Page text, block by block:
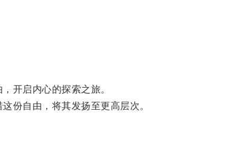
开启内心的探索之旅。
份自由，将其发扬至更高层次。